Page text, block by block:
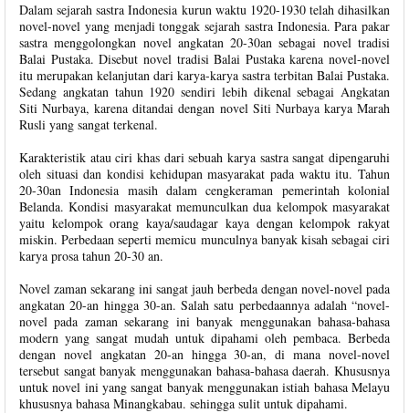
Dalam sejarah sastra Indonesia kurun waktu 1920-1930 telah dihasilkan
novel-novel yang menjadi tonggak sejarah sastra Indonesia. Para pakar
sastra menggolongkan novel angkatan 20-30an sebagai novel tradisi
Balai Pustaka. Disebut novel tradisi Balai Pustaka karena novel-novel
itu merupakan kelanjutan dari karya-karya sastra terbitan Balai Pustaka.
Sedang angkatan tahun 1920 sendiri lebih dikenal sebagai Angkatan
Siti Nurbaya, karena ditandai dengan novel Siti Nurbaya karya Marah
Rusli yang sangat terkenal.
Karakteristik atau ciri khas dari sebuah karya sastra sangat dipengaruhi
oleh situasi dan kondisi kehidupan masyarakat pada waktu itu. Tahun
20-30an Indonesia masih dalam cengkeraman pemerintah kolonial
Belanda. Kondisi masyarakat memunculkan dua kelompok masyarakat
yaitu kelompok orang kaya/saudagar kaya dengan kelompok rakyat
miskin. Perbedaan seperti memicu munculnya banyak kisah sebagai ciri
karya prosa tahun 20-30 an.
Novel zaman sekarang ini sangat jauh berbeda dengan novel-novel pada
angkatan 20-an hingga 30-an. Salah satu perbedaannya adalah “novel-
novel pada zaman sekarang ini banyak menggunakan bahasa-bahasa
modern yang sangat mudah untuk dipahami oleh pembaca. Berbeda
dengan novel angkatan 20-an hingga 30-an, di mana novel-novel
tersebut sangat banyak menggunakan bahasa-bahasa daerah. Khususnya
untuk novel ini yang sangat banyak menggunakan istiah bahasa Melayu
khususnya bahasa Minangkabau. sehingga sulit untuk dipahami.